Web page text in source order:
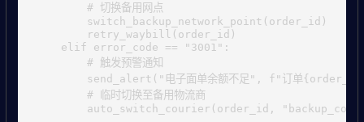
        # 切换备用网点
        switch_backup_network_point(order_id)
        retry_waybill(order_id)
    elif error_code == "3001":
        # 触发预警通知
send_alert("电子面单余额不足", f"订单
        # 临时切换至备用物流商